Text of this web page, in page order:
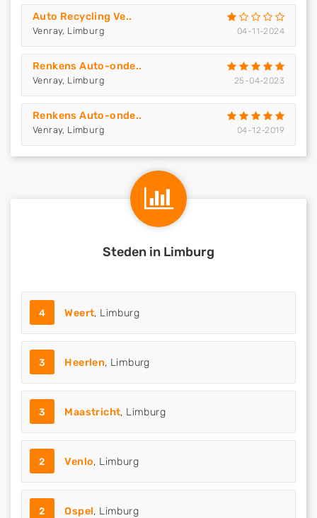
Auto Recycling Ve..
Venray, Limburg 04-11-2024
Renkens Auto-onde..
Venray, Limburg 25-04-2023
Renkens Auto-onde..
Venray, Limburg 04-12-2019
Steden in Limburg
4 Weert, Limburg
3 Heerlen, Limburg
3 Maastricht, Limburg
2 Venlo, Limburg
2 Ospel, Limburg